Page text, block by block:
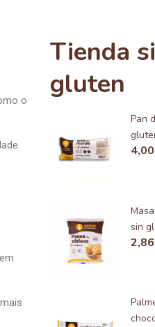
o
Tienda
gluten
Pan
4,00
sin
2,86